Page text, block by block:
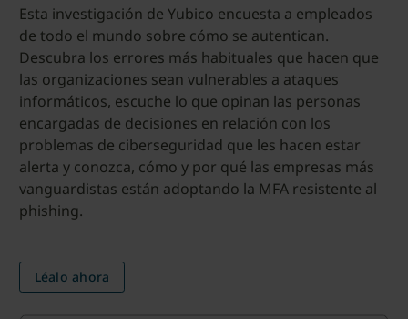
Esta investigación de Yubico encuesta a empleados
de todo el mundo sobre cómo se autentican.
Descubra los errores más habituales que hacen que
las organizaciones sean vulnerables a ataques
informáticos, escuche lo que opinan las personas
encargadas de decisiones en relación con los
problemas de ciberseguridad que les hacen estar
alerta y conozca, cómo y por qué las empresas más
vanguardistas están adoptando la MFA resistente al
phishing.
Léalo ahora